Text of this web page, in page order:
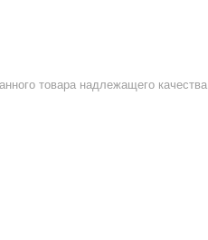
товара надлежащего качества